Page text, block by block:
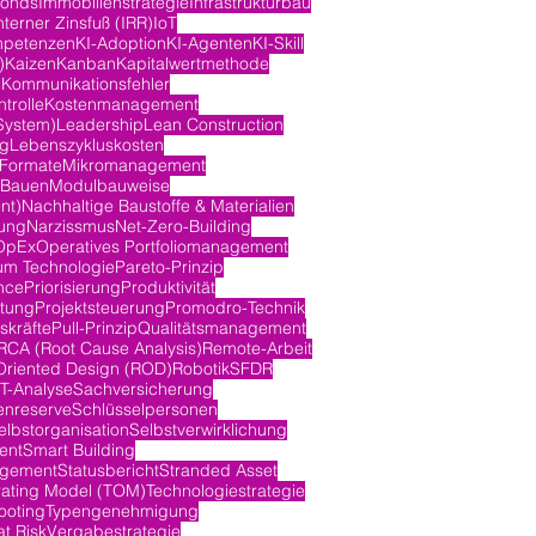
Zinsfuß (IRR)IoT
KI-AdoptionKI-AgentenKI-Skill
KaizenKanbanKapitalwertmethode
Kommunikationsfehler
Kostenmanagement
LeadershipLean Construction
Lebenszykluskosten
Mikromanagement
Modulbauweise
Nachhaltige Baustoffe & Materialien
NarzissmusNet-Zero-Building
Operatives Portfoliomanagement
TechnologiePareto-Prinzip
PriorisierungProduktivität
ProjektsteuerungPromodro-Technik
Pull-PrinzipQualitätsmanagement
(Root Cause Analysis)Remote-Arbeit
Design (ROD)RobotikSFDR
AnalyseSachversicherung
Schlüsselpersonen
Selbstverwirklichung
Smart Building
StatusberichtStranded Asset
Model (TOM)Technologiestrategie
Typengenehmigung
RiskVergabestrategie